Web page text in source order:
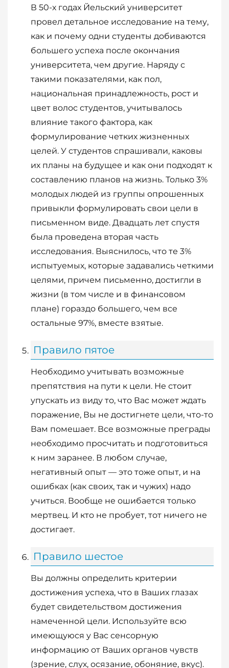
В 50-х годах Йельский университет
провел детальное исследование на тему,
как и почему одни студенты добиваются
большего успеха после окончания
университета, чем другие. Наряду с
такими показателями, как пол,
национальная принадлежность, рост и
цвет волос студентов, учитывалось
влияние такого фактора, как
формулирование четких жизненных
целей. У студентов спрашивали, каковы
их планы на будущее и как они подходят к
составлению планов на жизнь. Только 3%
молодых людей из группы опрошенных
привыкли формулировать свои цели в
письменном виде. Двадцать лет спустя
была проведена вторая часть
исследования. Выяснилось, что те 3%
испытуемых, которые задавались четкими
целями, причем письменно, достигли в
жизни (в том числе и в финансовом
плане) гораздо большего, чем все
остальные 97%, вместе взятые.
Правило пятое
Необходимо учитывать возможные
препятствия на пути к цели. Не стоит
упускать из виду то, что Вас может ждать
поражение, Вы не достигнете цели, что-то
Вам помешает. Все возможные преграды
необходимо просчитать и подготовиться
к ним заранее. В любом случае,
негативный опыт — это тоже опыт, и на
ошибках (как своих, так и чужих) надо
учиться. Вообще не ошибается только
мертвец. И кто не пробует, тот ничего не
достигает.
Правило шестое
Вы должны определить критерии
достижения успеха, что в Ваших глазах
будет свидетельством достижения
намеченной цели. Используйте всю
имеющуюся у Вас сенсорную
информацию от Ваших органов чувств
(зрение, слух, осязание, обоняние, вкус).